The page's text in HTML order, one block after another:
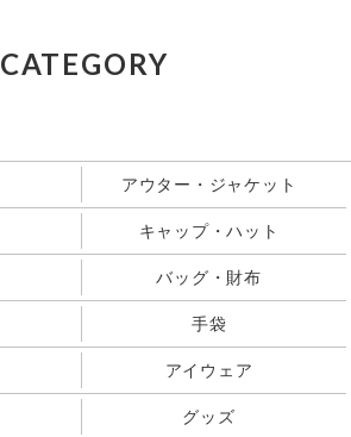
CATEGORY
アウター・ジャケット
キャップ・ハット
バッグ・財布
手袋
アイウェア
グッズ